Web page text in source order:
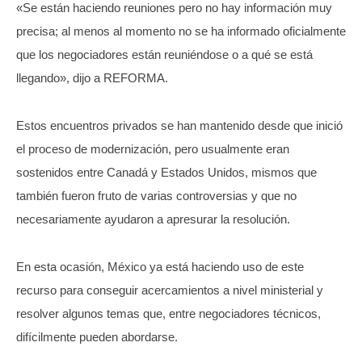
«Se están haciendo reuniones pero no hay información muy
precisa; al menos al momento no se ha informado oficialmente
que los negociadores están reuniéndose o a qué se está
llegando», dijo a REFORMA.
Estos encuentros privados se han mantenido desde que inició
el proceso de modernización, pero usualmente eran
sostenidos entre Canadá y Estados Unidos, mismos que
también fueron fruto de varias controversias y que no
necesariamente ayudaron a apresurar la resolución.
En esta ocasión, México ya está haciendo uso de este
recurso para conseguir acercamientos a nivel ministerial y
resolver algunos temas que, entre negociadores técnicos,
difícilmente pueden abordarse.